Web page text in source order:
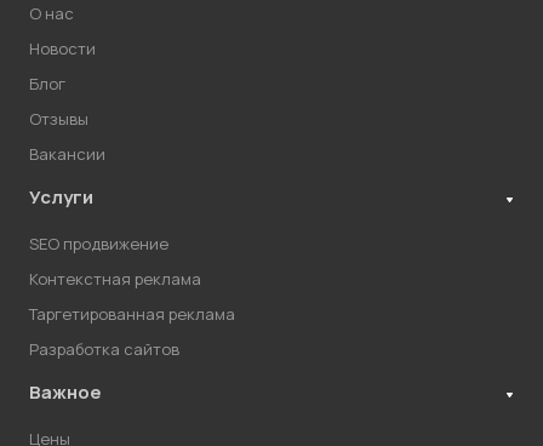
О нас
Новости
Блог
Отзывы
Вакансии
Услуги
SEO продвижение
Контекстная реклама
Таргетированная реклама
Разработка сайтов
Важное
Цены